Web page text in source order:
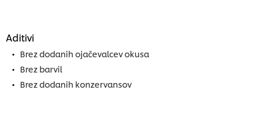
Aditivi
Brez dodanih ojačevalcev okusa
Brez barvil
Brez dodanih konzervansov